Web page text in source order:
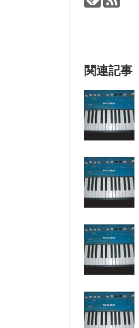
関連記事